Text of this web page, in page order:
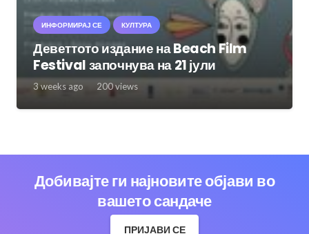
ИНФОРМИРАЈ СЕ КУЛТУРА
Деветтото издание на Beach Film
Festival започнува на 21 јули
3 weeks ago 200views
Добивајте ги најновите објави во
вашето сандаче
ПРИЈАВИ СЕ